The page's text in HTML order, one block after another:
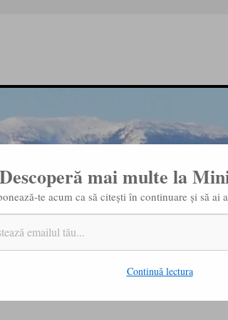
Zielsetzung des
Descoperă mai multe la
te acum ca să citești în continuare și să ai
Continuă lectura